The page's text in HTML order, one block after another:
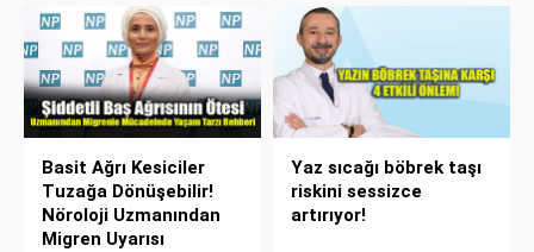
Basit Ağrı Kesiciler
Tuzağa Dönüşebilir!
Nöroloji Uzmanından
Migren Uyarısı
Yaz sıcağı böbrek taşı
riskini sessizce
artırıyor!